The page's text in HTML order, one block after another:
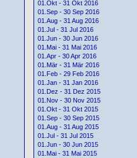
01.Okt - 31 Okt 2016
01.Sep - 30 Sep 2016
01.Aug - 31 Aug 2016
01.Jul - 31 Jul 2016
01.Jun - 30 Jun 2016
01.Mai - 31 Mai 2016
01.Apr - 30 Apr 2016
01.Mär - 31 Mär 2016
01.Feb - 29 Feb 2016
01.Jan - 31 Jan 2016
01.Dez - 31 Dez 2015
01.Nov - 30 Nov 2015
01.Okt - 31 Okt 2015
01.Sep - 30 Sep 2015
01.Aug - 31 Aug 2015
01.Jul - 31 Jul 2015
01.Jun - 30 Jun 2015
01.Mai - 31 Mai 2015